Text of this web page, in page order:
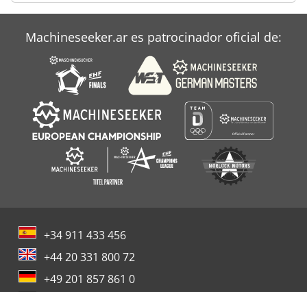
Machineseeker.ar es patrocinador oficial de:
+34 911 433 456
+44 20 331 800 72
+49 201 857 861 0